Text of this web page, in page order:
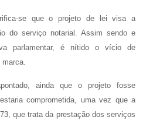
se que o projeto de lei visa a
do serviço notarial. Assim sendo e
parlamentar, é nítido o vício de
marca.
ainda que o projeto fosse
comprometida, uma vez que a
que trata da prestação dos serviços